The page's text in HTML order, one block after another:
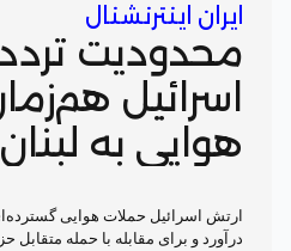
ایران اینترنشنال
محدودیت
اسرائیل
هوایی به لبنان
ارتش اسرائیل حملات هوایی
درآورد و برای مقابله با حمله متقابل